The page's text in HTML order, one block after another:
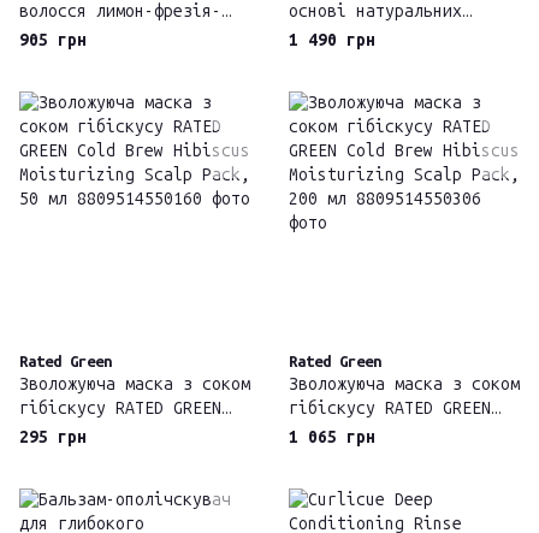
волосся лимон-фрезія-
мускус Rated Green
Musk
905 грн
основі натуральних
екстрактів Rated Green
1 490 грн
Rated Green
Зволожуюча маска з соком
гібіскусу RATED GREEN
Cold Brew Hibiscus
295 грн
Rated Green
Зволожуюча маска з соком
гібіскусу RATED GREEN
Cold Brew Hibiscus
1 065 грн